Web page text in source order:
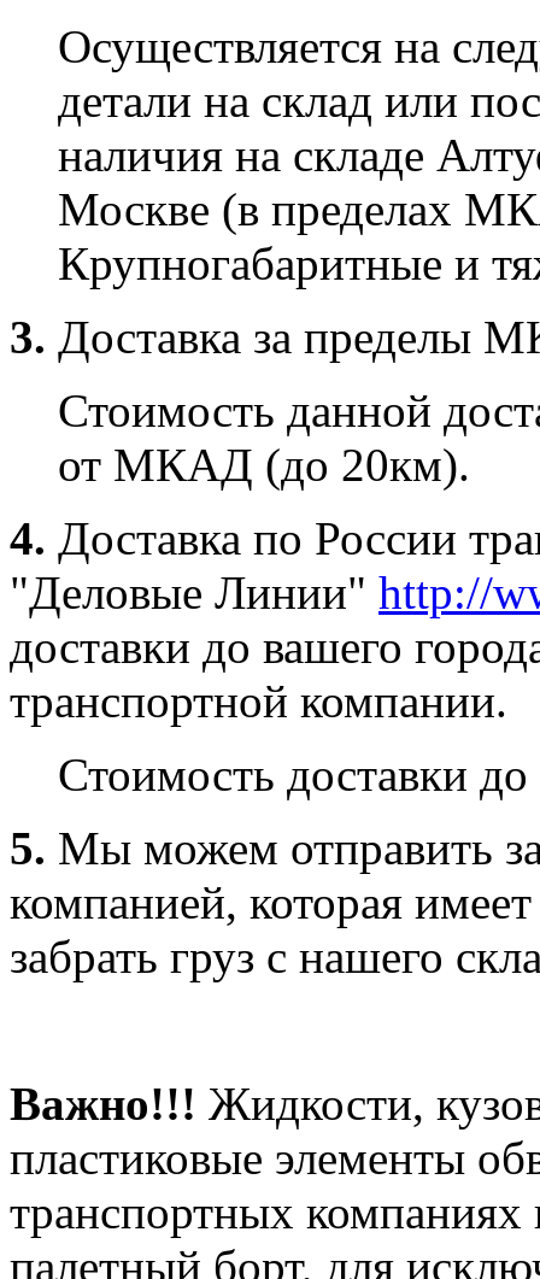
Осуществляется на
детали на склад или
наличия на складе
Москве (в пределах
Крупногабаритные и
3. Доставка за пределы
Стоимость данной
от МКАД (до 20км).
4. Доставка по России
"Деловые Линии" http://
доставки до вашего
транспортной компании.
Стоимость доставки
5. Мы можем отправить
компанией, которая
забрать груз с нашего
Важно!!! Жидкости,
пластиковые элементы
транспортных
палетный борт, для